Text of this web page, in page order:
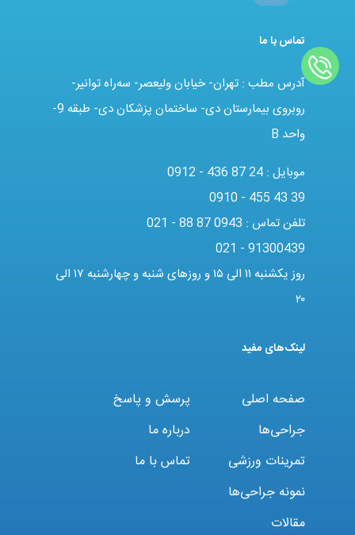
تماس با ما
آدرس مطب : تهران- خیابان ولیعصر- سه‌راه توانیر-
روبروی بیمارستان دی- ساختمان پزشکان دی- طبقه 9-
واحد B
موبایل : 0912 - 436 87 24
0910 - 455 43 39
تلفن تماس : 021 - 88 87 0943
021 - 91300439
روز یکشنبه ۱۱ الی ۱۵ و روزهای شنبه و چهارشنبه ۱۷ الی
۲۰
لینک‌های مفید
صفحه اصلی
جراحی‌ها
تمرینات ورزشی
نمونه جراحی‌ها
مقالات
پرسش و پاسخ
درباره ما
تماس با ما